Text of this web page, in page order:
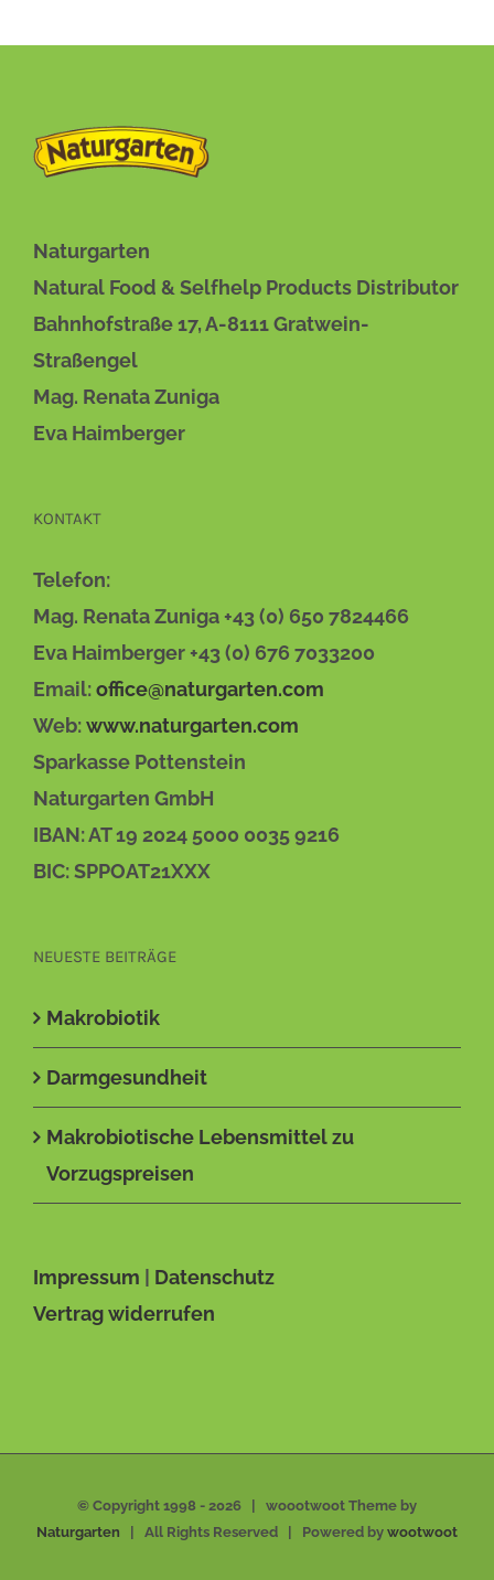
BESCHREIBUNG
OPTIONEN
AUF
Naturgarten
Natural Food & Selfhelp Products Distributor
Bahnhofstraße 17, A-8111 Gratwein-
Straßengel
Mag. Renata Zuniga
Eva Haimberger
KONTAKT
Telefon:
Mag. Renata Zuniga +43 (0) 650 7824466
Eva Haimberger +43 (0) 676 7033200
Email:office@naturgarten.com
Web:www.naturgarten.com
Sparkasse Pottenstein
Naturgarten GmbH
IBAN: AT 19 2024 5000 0035 9216
BIC: SPPOAT21XXX
NEUESTE BEITRÄGE
Makrobiotik
Darmgesundheit
Makrobiotische Lebensmittel zu
Vorzugspreisen
Impressum | Datenschutz
Vertrag widerrufen
© Copyright 1998 - 2026 | woootwoot Theme by
Naturgarten | All Rights Reserved | Powered by wootwoot